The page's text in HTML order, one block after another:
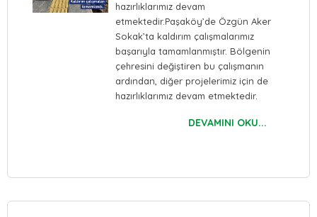
hazırlıklarımız devam
etmektedir.Paşaköy’de Özgün Aker
Sokak’ta kaldırım çalışmalarımız
başarıyla tamamlanmıştır. Bölgenin
çehresini değiştiren bu çalışmanın
ardından, diğer projelerimiz için de
hazırlıklarımız devam etmektedir.
DEVAMINI OKU...